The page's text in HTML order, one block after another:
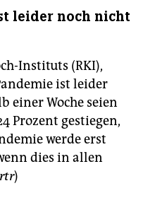
leider noch nicht
Instituts (RKI),
ist leider
einer Woche seien
Prozent gestiegen,
werde erst
dies in allen
rtr)